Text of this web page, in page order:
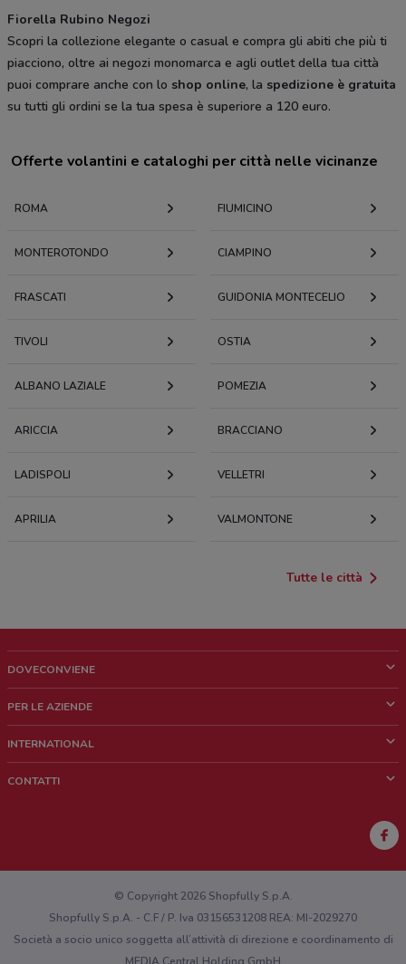
Fiorella Rubino Negozi
Scopri la collezione elegante o casual e compra gli abiti che più ti
piacciono, oltre ai negozi monomarca e agli outlet della tua città
puoi comprare anche con lo shop online, la spedizione è gratuita
su tutti gli ordini se la tua spesa è superiore a 120 euro.
Offerte volantini e cataloghi per città nelle vicinanze
ROMA FIUMICINO
MONTEROTONDO CIAMPINO
FRASCATI GUIDONIA MONTECELIO
TIVOLI OSTIA
ALBANO LAZIALE POMEZIA
ARICCIA BRACCIANO
LADISPOLI VELLETRI
APRILIA VALMONTONE
Tutte le città
DOVECONVIENE
Chi siamo
Lavora con noi
PER LE AZIENDE
Richieste commerciali e marketing
INTERNATIONAL
CONTATTI
Hai un malfunzionamento sul web o sull'app?
© Copyright 2026 Shopfully S.p.A.
Shopfully S.p.A. - C.F / P. Iva 03156531208 REA: MI-2029270
Società a socio unico soggetta all’attività di direzione e coordinamento di